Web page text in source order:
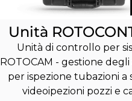
Unità
Unità di controllo per
ROTOCAM - gestione degli
per ispezione tubazioni a
videoipezioni pozzi e